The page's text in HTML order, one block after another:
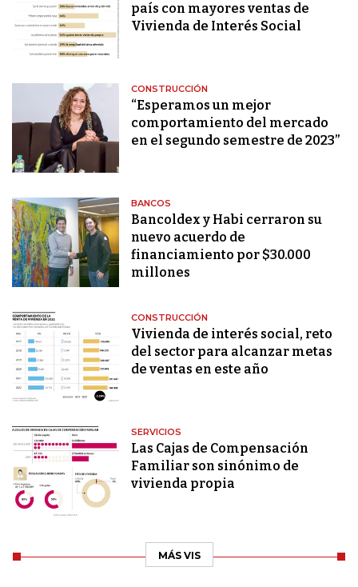
país con mayores ventas de
Vivienda de Interés Social
CONSTRUCCIÓN
“Esperamos un mejor
comportamiento del mercado
en el segundo semestre de 2023”
BANCOS
Bancoldex y Habi cerraron su
nuevo acuerdo de
financiamiento por $30.000
millones
CONSTRUCCIÓN
Vivienda de interés social, reto
del sector para alcanzar metas
de ventas en este año
SERVICIOS
Las Cajas de Compensación
Familiar son sinónimo de
vivienda propia
MÁS VIS